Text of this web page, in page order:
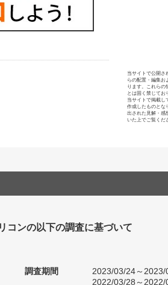
当サイトで公開さ
らの配置・編集お
ります。これらの
とは固く禁じてお
当サイトで掲載し
作成したものとな
出された見解・感
いた上でご覧くだ
コンの以下の調査に基づいて
調査期間
2023/03/24～2023/
2022/03/28～2022/